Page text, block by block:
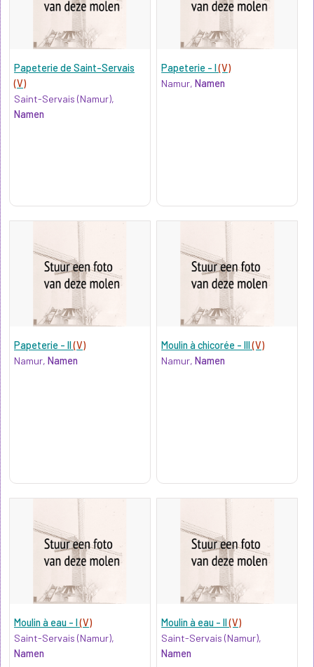
Papeterie de Saint-Servais
(V)
Saint-Servais (Namur),
Namen
Papeterie - I(V)
Namur,Namen
Papeterie - II(V)
Namur, Namen
Moulin à chicorée - III(V)
Namur,Namen
Moulin à eau - I(V)
Saint-Servais (Namur),
Namen
Moulin à eau - II(V)
Saint-Servais (Namur),
Namen